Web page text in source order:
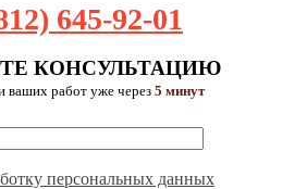
645-92-01
КОНСУЛЬТАЦИЮ
ваших работ уже через 5 минут
персональных данных